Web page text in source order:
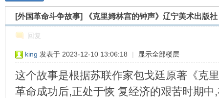
» › › ›
[外国革命斗争故事] 《克里姆林宫的钟声》辽宁美术出版
回复
king 发表于 2023-12-10 13:06:18 | 显示全部楼层
这个故事是根据苏联作家包戈廷原著《克
革命成功后,正处于恢 复经济的艰苦时期